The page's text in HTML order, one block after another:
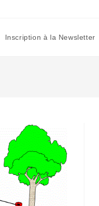
Inscription à la Newsletter